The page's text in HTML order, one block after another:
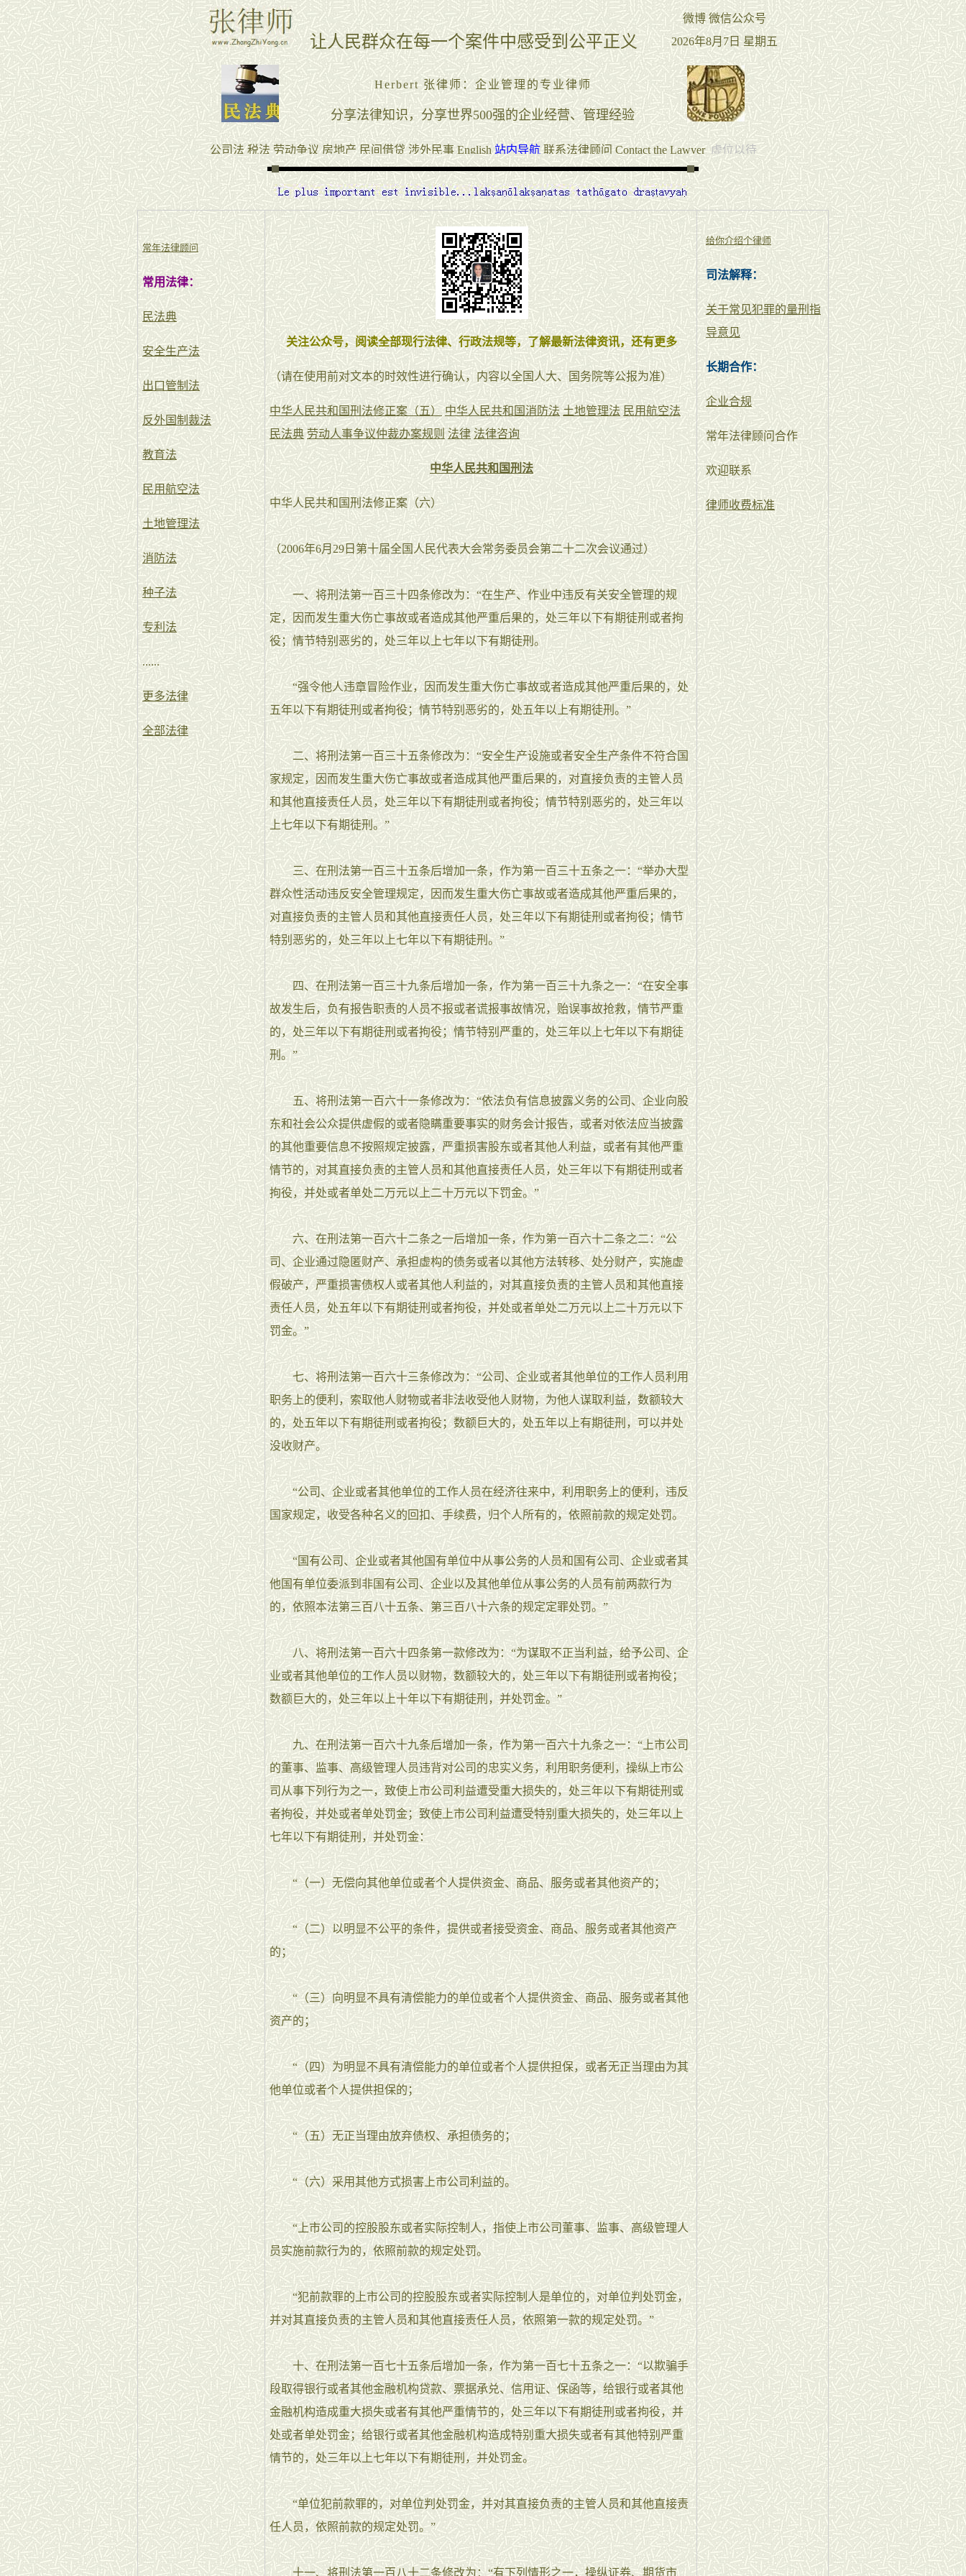
常年法律顾问
常用法律：
民法典
安全生产法
出口管制法
反外国制裁法
教育法
民用航空法
土地管理法
消防法
种子法
专利法
......
更多法律
全部法律
关注公众号，阅读全部现行法律、行政法规等，了解最新法律资讯，还有更多
（请在使用前对文本的时效性进行确认，内容以全国人大、国务院等公报为准）
中华人民共和国刑法修正案（五） 中华人民共和国消防法 土地管理法 民用航空法
民法典 劳动人事争议仲裁办案规则 法律 法律咨询
中华人民共和国刑法
中华人民共和国刑法修正案（六）
（2006年6月29日第十届全国人民代表大会常务委员会第二十二次会议通过）
一、将刑法第一百三十四条修改为：“在生产、作业中违反有关安全管理的规
定，因而发生重大伤亡事故或者造成其他严重后果的，处三年以下有期徒刑或者拘
役；情节特别恶劣的，处三年以上七年以下有期徒刑。
“强令他人违章冒险作业，因而发生重大伤亡事故或者造成其他严重后果的，处
五年以下有期徒刑或者拘役；情节特别恶劣的，处五年以上有期徒刑。”
二、将刑法第一百三十五条修改为：“安全生产设施或者安全生产条件不符合国
家规定，因而发生重大伤亡事故或者造成其他严重后果的，对直接负责的主管人员
和其他直接责任人员，处三年以下有期徒刑或者拘役；情节特别恶劣的，处三年以
上七年以下有期徒刑。”
三、在刑法第一百三十五条后增加一条，作为第一百三十五条之一：“举办大型
群众性活动违反安全管理规定，因而发生重大伤亡事故或者造成其他严重后果的，
对直接负责的主管人员和其他直接责任人员，处三年以下有期徒刑或者拘役；情节
特别恶劣的，处三年以上七年以下有期徒刑。”
四、在刑法第一百三十九条后增加一条，作为第一百三十九条之一：“在安全事
故发生后，负有报告职责的人员不报或者谎报事故情况，贻误事故抢救，情节严重
的，处三年以下有期徒刑或者拘役；情节特别严重的，处三年以上七年以下有期徒
刑。”
五、将刑法第一百六十一条修改为：“依法负有信息披露义务的公司、企业向股
东和社会公众提供虚假的或者隐瞒重要事实的财务会计报告，或者对依法应当披露
的其他重要信息不按照规定披露，严重损害股东或者其他人利益，或者有其他严重
情节的，对其直接负责的主管人员和其他直接责任人员，处三年以下有期徒刑或者
拘役，并处或者单处二万元以上二十万元以下罚金。”
六、在刑法第一百六十二条之一后增加一条，作为第一百六十二条之二：“公
司、企业通过隐匿财产、承担虚构的债务或者以其他方法转移、处分财产，实施虚
假破产，严重损害债权人或者其他人利益的，对其直接负责的主管人员和其他直接
责任人员，处五年以下有期徒刑或者拘役，并处或者单处二万元以上二十万元以下
罚金。”
七、将刑法第一百六十三条修改为：“公司、企业或者其他单位的工作人员利用
职务上的便利，索取他人财物或者非法收受他人财物，为他人谋取利益，数额较大
的，处五年以下有期徒刑或者拘役；数额巨大的，处五年以上有期徒刑，可以并处
没收财产。
“公司、企业或者其他单位的工作人员在经济往来中，利用职务上的便利，违反
国家规定，收受各种名义的回扣、手续费，归个人所有的，依照前款的规定处罚。
“国有公司、企业或者其他国有单位中从事公务的人员和国有公司、企业或者其
他国有单位委派到非国有公司、企业以及其他单位从事公务的人员有前两款行为
的，依照本法第三百八十五条、第三百八十六条的规定定罪处罚。”
八、将刑法第一百六十四条第一款修改为：“为谋取不正当利益，给予公司、企
业或者其他单位的工作人员以财物，数额较大的，处三年以下有期徒刑或者拘役；
数额巨大的，处三年以上十年以下有期徒刑，并处罚金。”
九、在刑法第一百六十九条后增加一条，作为第一百六十九条之一：“上市公司
的董事、监事、高级管理人员违背对公司的忠实义务，利用职务便利，操纵上市公
司从事下列行为之一，致使上市公司利益遭受重大损失的，处三年以下有期徒刑或
者拘役，并处或者单处罚金；致使上市公司利益遭受特别重大损失的，处三年以上
七年以下有期徒刑，并处罚金：
“（一）无偿向其他单位或者个人提供资金、商品、服务或者其他资产的；
“（二）以明显不公平的条件，提供或者接受资金、商品、服务或者其他资产
的；
“（三）向明显不具有清偿能力的单位或者个人提供资金、商品、服务或者其他
资产的；
“（四）为明显不具有清偿能力的单位或者个人提供担保，或者无正当理由为其
他单位或者个人提供担保的；
“（五）无正当理由放弃债权、承担债务的；
“（六）采用其他方式损害上市公司利益的。
“上市公司的控股股东或者实际控制人，指使上市公司董事、监事、高级管理人
员实施前款行为的，依照前款的规定处罚。
“犯前款罪的上市公司的控股股东或者实际控制人是单位的，对单位判处罚金，
并对其直接负责的主管人员和其他直接责任人员，依照第一款的规定处罚。”
十、在刑法第一百七十五条后增加一条，作为第一百七十五条之一：“以欺骗手
段取得银行或者其他金融机构贷款、票据承兑、信用证、保函等，给银行或者其他
金融机构造成重大损失或者有其他严重情节的，处三年以下有期徒刑或者拘役，并
处或者单处罚金；给银行或者其他金融机构造成特别重大损失或者有其他特别严重
情节的，处三年以上七年以下有期徒刑，并处罚金。
“单位犯前款罪的，对单位判处罚金，并对其直接负责的主管人员和其他直接责
任人员，依照前款的规定处罚。”
十一、将刑法第一百八十二条修改为：“有下列情形之一，操纵证券、期货市
给你介绍个律师
司法解释：
关于常见犯罪的量刑指
导意见
长期合作：
企业合规
常年法律顾问合作
欢迎联系
律师收费标准